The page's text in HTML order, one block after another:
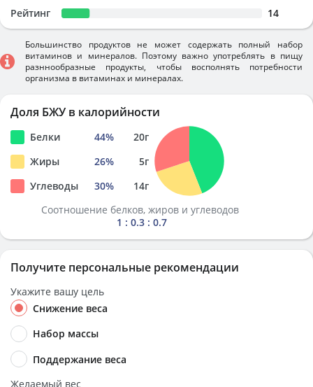
Рейтинг 14
Большинство продуктов не может содержать полный набор
витаминов и минералов. Поэтому важно употреблять в пищу
разннообразные продукты, чтобы восполнять потребности
организма в витаминах и минералах.
Доля БЖУ в калорийности
Белки 44% 20г
Жиры
26% 5г
Углеводы
30% 14г
Соотношение белков, жиров и углеводов
1 : 0.3 : 0.7
Получите персональные рекомендации
Укажите вашу цель
Снижение веса
Набор массы
Поддержание веса
Желаемый вес